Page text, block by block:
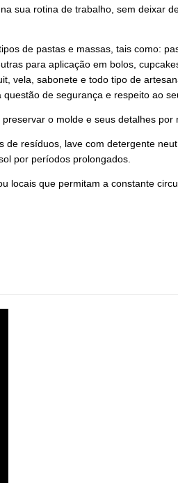
sua rotina de trabalho, sem deixar
de pastas e massas, tais como:
para aplicação em bolos,
vela, sabonete e todo tipo de
de segurança e respeito ao
o molde e seus detalhes por
resíduos, lave com detergente
por períodos prolongados.
locais que permitam a constante